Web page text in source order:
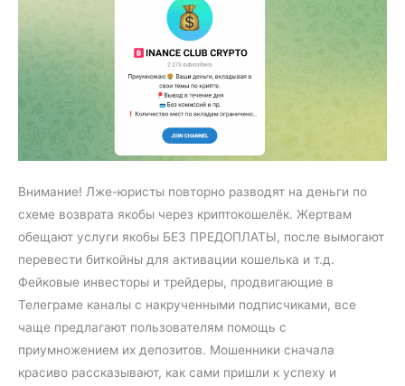
Внимание! Лже-юристы повторно разводят на деньги по
схеме возврата якобы через криптокошелёк. Жертвам
обещают услуги якобы БЕЗ ПРЕДОПЛАТЫ, после вымогают
перевести биткойны для активации кошелька и т.д.
Фейковые инвесторы и трейдеры, продвигающие в
Телеграме каналы с накрученными подписчиками, все
чаще предлагают пользователям помощь с
приумножением их депозитов. Мошенники сначала
красиво рассказывают, как сами пришли к успеху и